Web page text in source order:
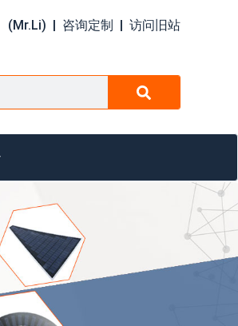
(Mr.Li) | 咨询定制 | 访问旧站